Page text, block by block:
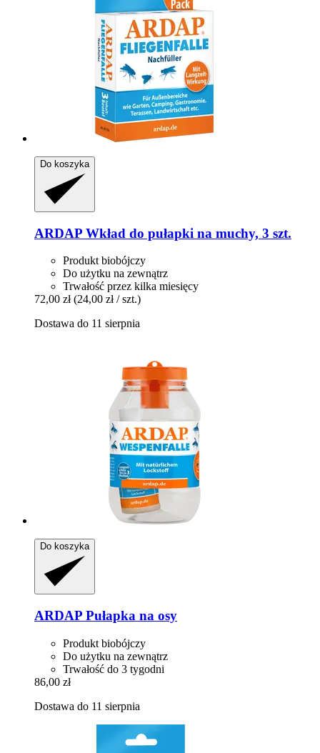
Do koszyka
ARDAP Wkład do pułapki na muchy, 3 szt.
Produkt biobójczy
Do użytku na zewnątrz
Trwałość przez kilka miesięcy
72,00 zł (24,00 zł / szt.)
Dostawa do 11 sierpnia
Do koszyka
ARDAP Pułapka na osy
Produkt biobójczy
Do użytku na zewnątrz
Trwałość do 3 tygodni
86,00 zł
Dostawa do 11 sierpnia